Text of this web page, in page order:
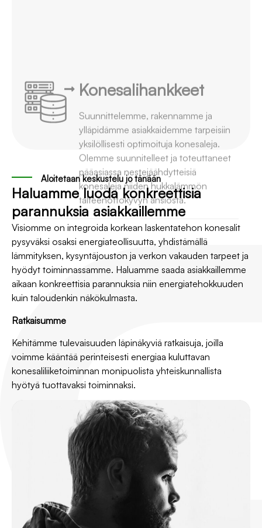
ylläpidämme asiakkaidemme tarpeisiin
Olemme suunnitelleet ja toteuttaneet
pääasiassa nestejäähdytteisiä
konesaleja niiden hukkalämmön
talteenottokyvyn ansiosta.
Aloitetaan keskustelu jo tänään
Haluamme luoda konkreettisia
parannuksia asiakkaillemme
Visiomme on integroida korkean laskentatehon konesalit
pysyväksi osaksi energiateollisuutta, yhdistämällä
lämmityksen, kysyntäjouston ja verkon vakauden tarpeet ja
hyödyt toiminnassamme. Haluamme saada asiakkaillemme
aikaan konkreettisia parannuksia niin energiatehokkuuden
kuin taloudenkin näkökulmasta.
Ratkaisumme
Kehitämme tulevaisuuden läpinäkyviä ratkaisuja, joilla
voimme kääntää perinteisesti energiaa kuluttavan
konesaliliiketoiminnan monipuolista yhteiskunnallista
hyötyä tuottavaksi toiminnaksi.